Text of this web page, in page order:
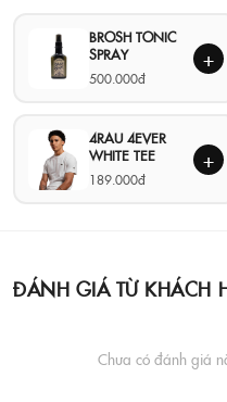
BROSH TONIC
SPRAY
500.000đ
+
4RAU 4EVER
WHITE TEE
189.000đ
+
ĐÁNH GIÁ TỪ KHÁCH
Chưa có đánh giá